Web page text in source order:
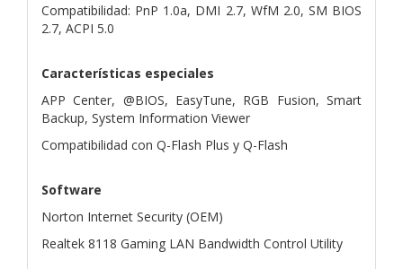
Compatibilidad: PnP 1.0a, DMI 2.7, WfM 2.0, SM BIOS
2.7, ACPI 5.0
Características especiales
APP Center, @BIOS, EasyTune, RGB Fusion, Smart
Backup, System Information Viewer
Compatibilidad con Q-Flash Plus y Q-Flash
Software
Norton Internet Security (OEM)
Realtek 8118 Gaming LAN Bandwidth Control Utility